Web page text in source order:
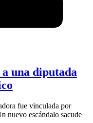
una diputada
fue vinculada por
nuevo escándalo sacude